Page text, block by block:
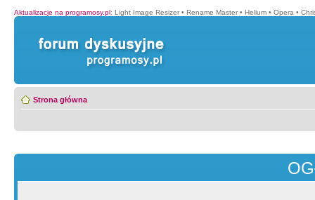
Aktualizacje na programosy.pl: Light Image Resizer • Rename Master • Helium • Opera •
Strona główna